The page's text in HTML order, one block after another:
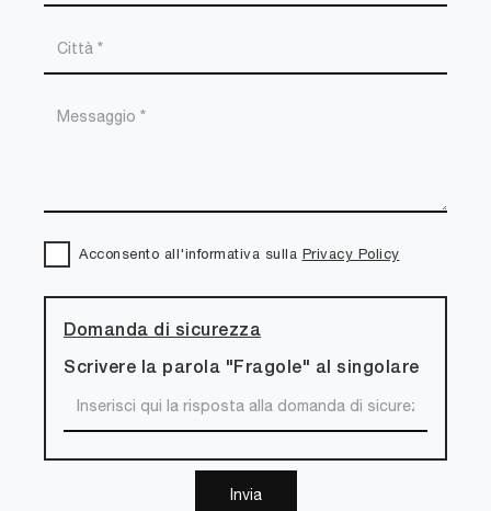
Acconsento all'informativa sulla Privacy Policy
Domanda di sicurezza
Scrivere la parola "Fragole" al singolare
Invia